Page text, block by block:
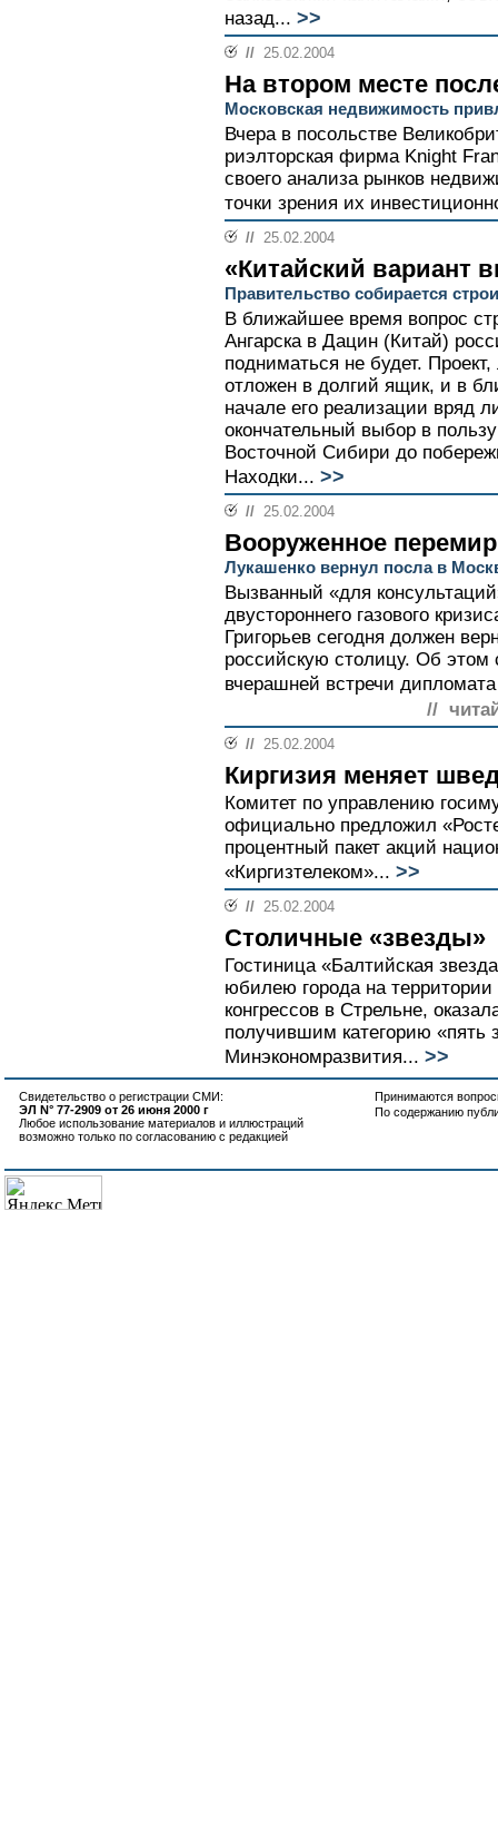
назад... >>
// 25.02.2004
На втором месте
Московская недвижимость
Вчера в посольстве
риэлторская фирма Knight
своего анализа рынков
точки зрения их
// 25.02.2004
«Китайский вариант
Правительство собирается
В ближайшее время вопрос
Ангарска в Дацин (Китай)
подниматься не будет.
отложен в долгий ящик, и в
начале его реализации вряд
окончательный выбор в
Восточной Сибири до
Находки... >>
// 25.02.2004
Вооруженное
Лукашенко вернул посла в
Вызванный «для
двустороннего газового
Григорьев сегодня должен
российскую столицу. Об этом
вчерашней встречи
//
// 25.02.2004
Киргизия меняет
Комитет по управлению
официально предложил
процентный пакет акций
«Киргизтелеком»... >>
// 25.02.2004
Столичные «звезды»
Гостиница «Балтийская
юбилею города на территории
конгрессов в Стрельне,
получившим категорию «пять
Минэкономразвития... >>
Свидетельство о регистрации СМИ:
ЭЛ N° 77-2909 от 26 июня 2000 г
Любое использование материалов и иллюстраций
возможно только по согласованию с редакцией
Принимаются
По содержанию